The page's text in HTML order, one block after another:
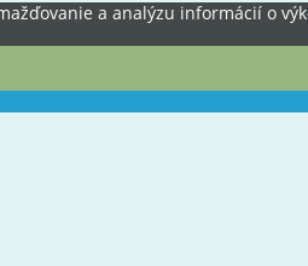
a analýzu informácií o